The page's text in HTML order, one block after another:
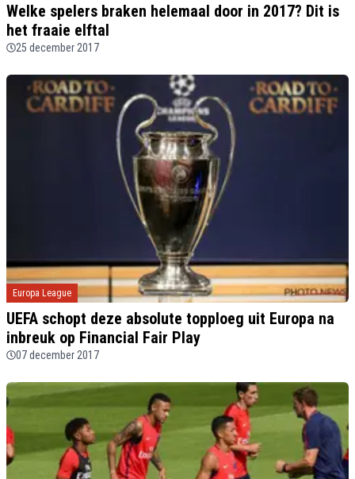
Welke spelers braken helemaal door in 2017? Dit is
het fraaie elftal
25 december 2017
Europa League
UEFA schopt deze absolute topploeg uit Europa na
inbreuk op Financial Fair Play
07 december 2017